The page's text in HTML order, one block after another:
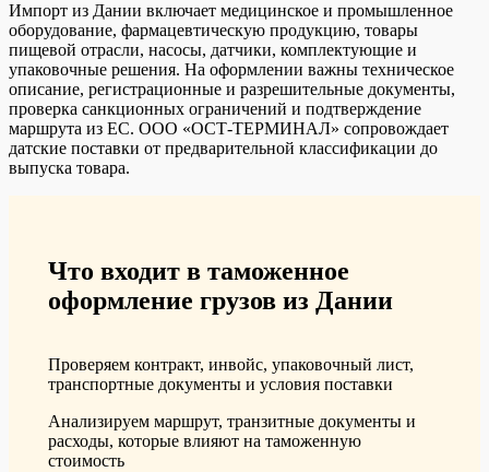
Импорт из Дании включает медицинское и промышленное
оборудование, фармацевтическую продукцию, товары
пищевой отрасли, насосы, датчики, комплектующие и
упаковочные решения. На оформлении важны техническое
описание, регистрационные и разрешительные документы,
проверка санкционных ограничений и подтверждение
маршрута из ЕС. ООО «ОСТ-ТЕРМИНАЛ» сопровождает
датские поставки от предварительной классификации до
выпуска товара.
Что входит в таможенное
оформление грузов из Дании
Проверяем контракт, инвойс, упаковочный лист,
транспортные документы и условия поставки
Анализируем маршрут, транзитные документы и
расходы, которые влияют на таможенную
стоимость